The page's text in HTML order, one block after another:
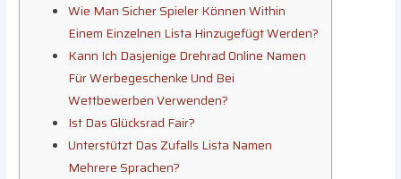
Wie Man Sicher Spieler Können Within
Einem Einzelnen Lista Hinzugefügt Werden?
Kann Ich Dasjenige Drehrad Online Namen
Für Werbegeschenke Und Bei
Wettbewerben Verwenden?
Ist Das Glücksrad Fair?
Unterstützt Das Zufalls Lista Namen
Mehrere Sprachen?